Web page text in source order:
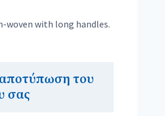
woven with long handles.
του
σας